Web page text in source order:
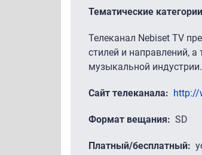
Тематические категории
Телеканал Nebiset TV
стилей и направлений,
музыкальной индустрии.
Сайт телеканала http://
Формат вещания SD
Платный/бесплатный